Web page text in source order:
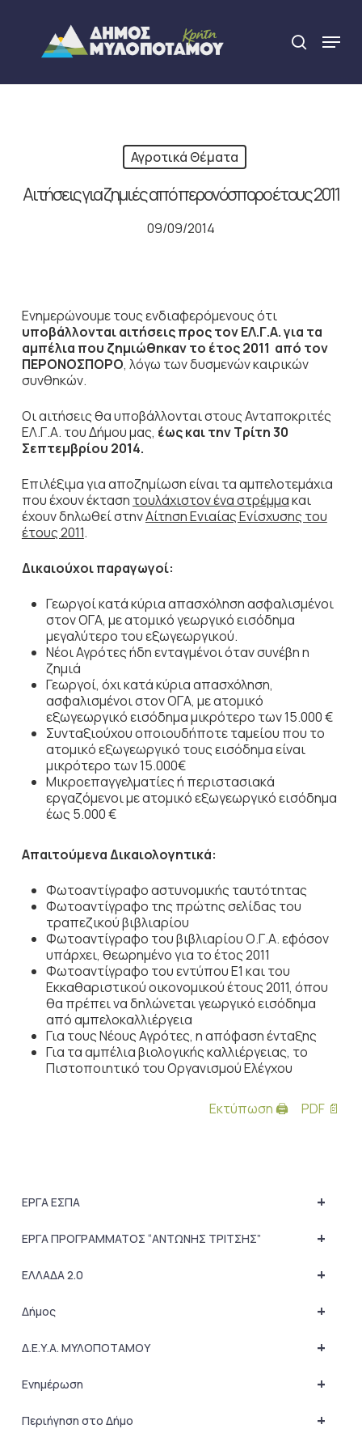
content
search
Menu
Αγροτικά Θέματα
Αιτήσεις για ζημιές από περονόσπορο έτους 2011
09/09/2014
Ενημερώνουμε τους ενδιαφερόμενους ότι
υποβάλλονται αιτήσεις προς τον ΕΛ.Γ.Α.για τα
αμπέλια που ζημιώθηκαν το έτος 2011 από τον
ΠΕΡΟΝΟΣΠΟΡΟ, λόγω των δυσμενών καιρικών
συνθηκών.
Οι αιτήσεις θα υποβάλλονται στους Ανταποκριτές
ΕΛ.Γ.Α. του Δήμου μας, έως και την Τρίτη 30
Σεπτεμβρίου 2014.
Επιλέξιμα για αποζημίωση είναι τα αμπελοτεμάχια
που έχουν έκταση τουλάχιστον ένα στρέμμακαι
έχουν δηλωθεί στηνΑίτηση Ενιαίας Ενίσχυσης του
έτους 2011.
Δικαιούχοι παραγωγοί:
Γεωργοί κατά κύρια απασχόληση ασφαλισμένοι
στον ΟΓΑ, με ατομικό γεωργικό εισόδημα
μεγαλύτερο του εξωγεωργικού.
Νέοι Αγρότες ήδη ενταγμένοι όταν συνέβη η
ζημιά
Γεωργοί, όχι κατά κύρια απασχόληση,
ασφαλισμένοι στον ΟΓΑ, με ατομικό
εξωγεωργικό εισόδημα μικρότερο των 15.000 €
Συνταξιούχου οποιουδήποτε ταμείου που το
ατομικό εξωγεωργικό τους εισόδημα είναι
μικρότερο των 15.000€
Μικροεπαγγελματίες ή περιστασιακά
εργαζόμενοι με ατομικό εξωγεωργικό εισόδημα
έως 5.000 €
Απαιτούμενα Δικαιολογητικά:
Φωτοαντίγραφο αστυνομικής ταυτότητας
Φωτοαντίγραφο της πρώτης σελίδας του
τραπεζικού βιβλιαρίου
Φωτοαντίγραφο του βιβλιαρίου Ο.Γ.Α. εφόσον
υπάρχει, θεωρημένο για το έτος 2011
Φωτοαντίγραφο του εντύπου Ε1 και του
Εκκαθαριστικού οικονομικού έτους 2011, όπου
θα πρέπει να δηλώνεται γεωργικό εισόδημα
από αμπελοκαλλιέργεια
Για τους Νέους Αγρότες, η απόφαση ένταξης
Για τα αμπέλια βιολογικής καλλιέργειας, το
Πιστοποιητικό του Οργανισμού Ελέγχου
Εκτύπωση 🖨 PDF 📄
+
ΕΡΓΑ ΕΣΠΑ
+
ΕΡΓΑ ΠΡΟΓΡΑΜΜΑΤΟΣ “ΑΝΤΩΝΗΣ ΤΡΙΤΣΗΣ”
+
ΕΛΛΑΔΑ 2.0
+
Δήμος
+
Δ.Ε.Υ.Α. ΜΥΛΟΠΟΤΑΜΟΥ
+
Ενημέρωση
+
Περιήγηση στο Δήμο
Close